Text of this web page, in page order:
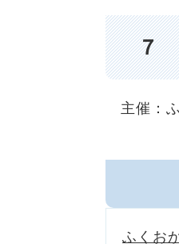
７
主催：
ふくお